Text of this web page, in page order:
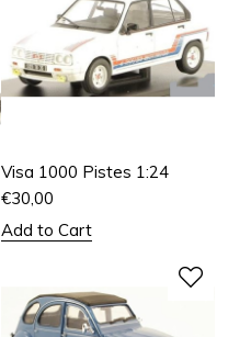
Visa 1000 Pistes 1:24
€30,00
Add to Cart